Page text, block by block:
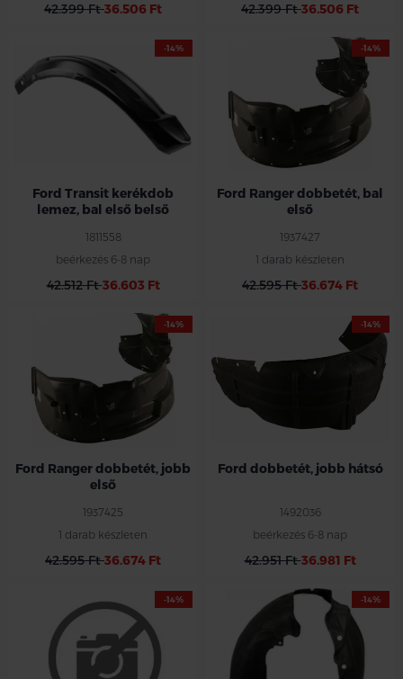
42.399 Ft36.506 Ft 42.399 Ft36.506 Ft
-14%
Ford Transit kerékdob
lemez, bal első belső
1811558
beérkezés 6-8 nap
42.512 Ft36.603 Ft
-14%
Ford Ranger dobbetét, bal
első
1937427
1 darab készleten
42.595 Ft36.674 Ft
-14%
Ford Ranger dobbetét, jobb
első
1937425
1 darab készleten
42.595 Ft36.674 Ft
-14%
Ford dobbetét, jobb hátsó
1492036
beérkezés 6-8 nap
42.951 Ft36.981 Ft
-14% -14%